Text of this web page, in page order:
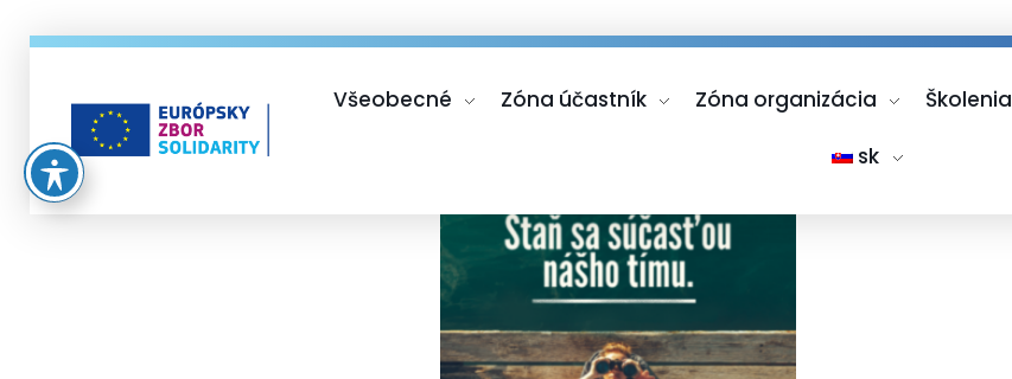
Všeobecné Zóna účastník Zóna organizácia Školenia
sk